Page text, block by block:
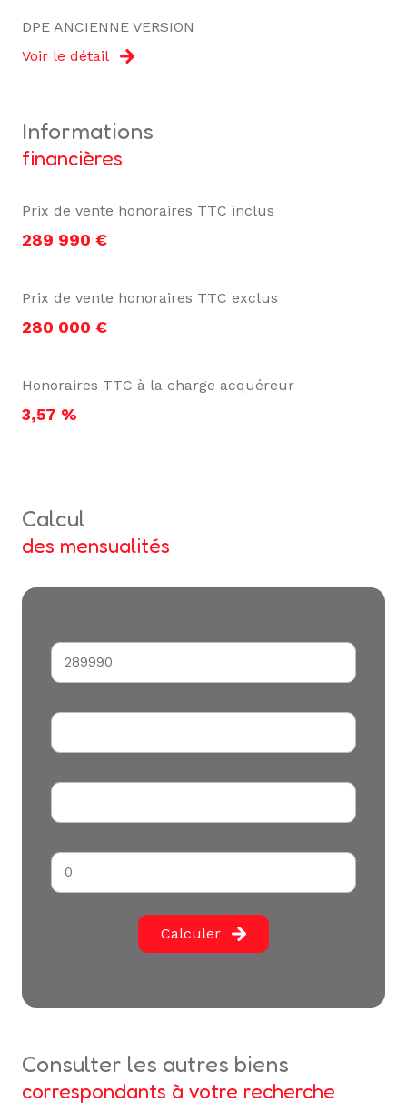
DPE ANCIENNE VERSION
Voir le détail
informations
financières
Prix de vente honoraires TTC inclus
289 990 €
Prix de vente honoraires TTC exclus
280 000 €
Honoraires TTC à la charge acquéreur
3,57 %
calcul
des mensualités
Calculer
consulter les autres biens
correspondants à votre recherche